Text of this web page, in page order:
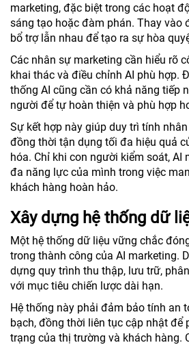
marketing, đặc biệt trong các hoạt
sáng tạo hoặc đàm phán. Thay vào
bổ trợ lẫn nhau để tạo ra sự hòa
Các nhân sự marketing cần hiểu rõ
khai thác và điều chỉnh AI phù hợp.
thống AI cũng cần có khả năng tiếp
người để tự hoàn thiện và phù hợp
Sự kết hợp này giúp duy trì tính
đồng thời tận dụng tối đa hiệu quả
hóa. Chỉ khi con người kiểm soát, AI
đa năng lực của mình trong việc
khách hàng hoàn hảo.
Xây dựng hệ thống dữ
Một hệ thống dữ liệu vững chắc
trong thành công của AI marketing.
dựng quy trình thu thập, lưu trữ,
với mục tiêu chiến lược dài hạn.
Hệ thống này phải đảm bảo tính an
bạch, đồng thời liên tục cập nhật để
trạng của thị trường và khách hàng.